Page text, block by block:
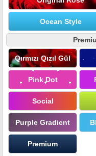
Ocean Style
Qırmızı Qızıl Gül
Pink Dot
Social
Purple Gradient
Premium